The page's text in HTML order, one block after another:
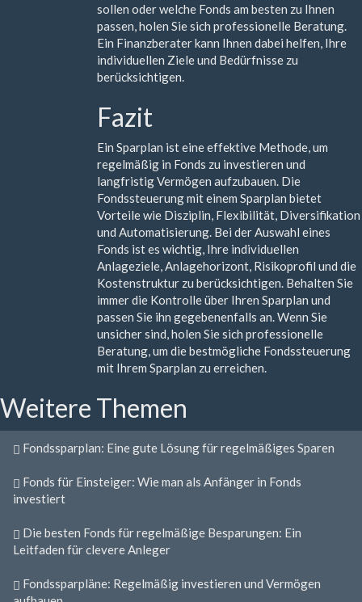
sollen oder welche Fonds am besten zu Ihnen
passen, holen Sie sich professionelle Beratung.
Ein Finanzberater kann Ihnen dabei helfen, Ihre
individuellen Ziele und Bedürfnisse zu
berücksichtigen.
Fazit
Ein Sparplan ist eine effektive Methode, um
regelmäßig in Fonds zu investieren und
langfristig Vermögen aufzubauen. Die
Fondssteuerung mit einem Sparplan bietet
Vorteile wie Disziplin, Flexibilität, Diversifikation
und Automatisierung. Bei der Auswahl eines
Fonds ist es wichtig, Ihre individuellen
Anlageziele, Anlagehorizont, Risikoprofil und die
Kostenstruktur zu berücksichtigen. Behalten Sie
immer die Kontrolle über Ihren Sparplan und
passen Sie ihn gegebenenfalls an. Wenn Sie
unsicher sind, holen Sie sich professionelle
Beratung, um die bestmögliche Fondssteuerung
mit Ihrem Sparplan zu erreichen.
Weitere Themen
Fondssparplan: Eine gute Lösung für regelmäßiges Sparen
Fonds für Einsteiger: Wie man als Anfänger in Fonds
investiert
Die besten Fonds für regelmäßige Besparungen: Ein
Leitfaden für clevere Anleger
Fondssparpläne: Regelmäßig investieren und Vermögen